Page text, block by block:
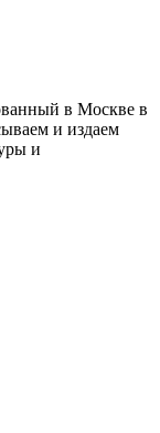
в Москве в
и издаем
и